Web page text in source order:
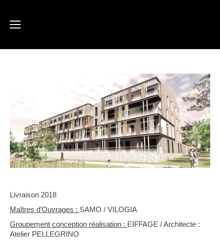
Livraison 2018
Maîtres d’Ouvrages : SAMO / VILOGIA
Groupement conception réalisation : EIFFAGE / Architecte :
Atelier PELLEGRINO